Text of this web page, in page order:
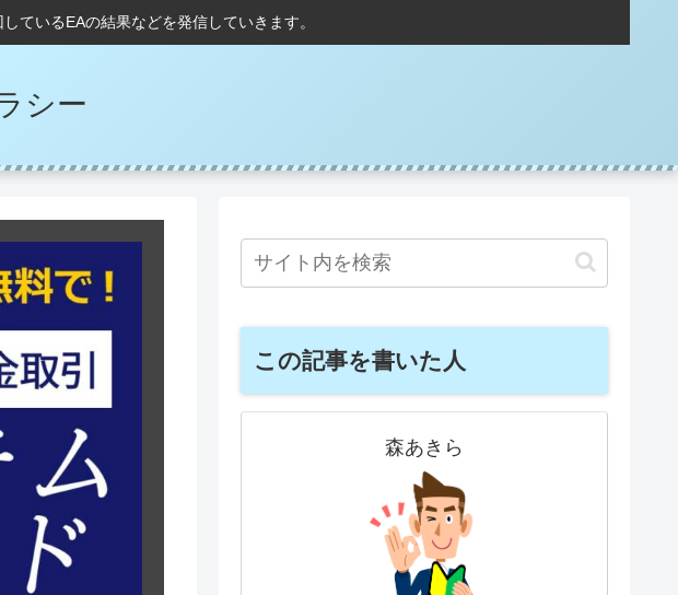
ているEAの結果などを発信していきます。
シー
この記事を書いた人
森あきら